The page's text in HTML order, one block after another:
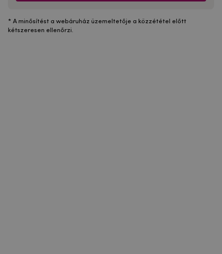
* A minősítést a webáruház üzemeltetője a közzététel előtt
kétszeresen ellenőrzi.